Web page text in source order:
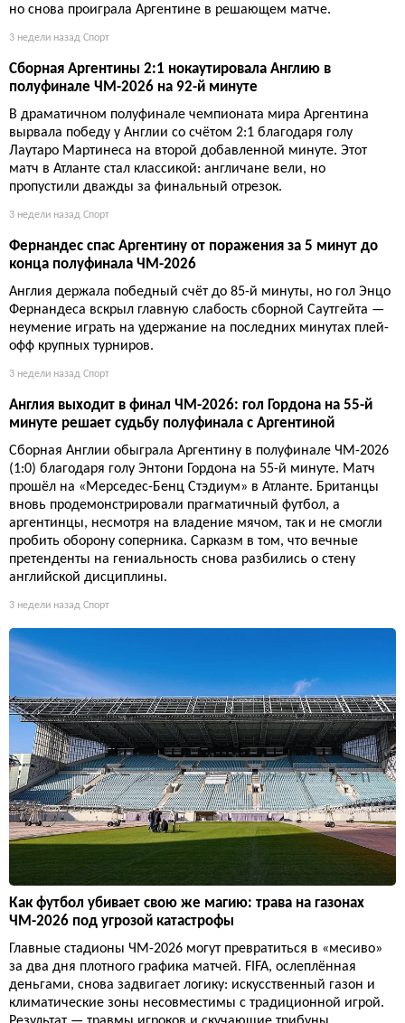
но снова проиграла Аргентине в решающем матче.
3 недели назад Спорт
Сборная Аргентины 2:1 нокаутировала Англию в
полуфинале ЧМ-2026 на 92-й минуте
В драматичном полуфинале чемпионата мира Аргентина
вырвала победу у Англии со счётом 2:1 благодаря голу
Лаутаро Мартинеса на второй добавленной минуте. Этот
матч в Атланте стал классикой: англичане вели, но
пропустили дважды за финальный отрезок.
3 недели назад Спорт
Фернандес спас Аргентину от поражения за 5 минут до
конца полуфинала ЧМ-2026
Англия держала победный счёт до 85-й минуты, но гол Энцо
Фернандеса вскрыл главную слабость сборной Саутгейта —
неумение играть на удержание на последних минутах плей-
офф крупных турниров.
3 недели назад Спорт
Англия выходит в финал ЧМ-2026: гол Гордона на 55-й
минуте решает судьбу полуфинала с Аргентиной
Сборная Англии обыграла Аргентину в полуфинале ЧМ-2026
(1:0) благодаря голу Энтони Гордона на 55-й минуте. Матч
прошёл на «Мерседес-Бенц Стэдиум» в Атланте. Британцы
вновь продемонстрировали прагматичный футбол, а
аргентинцы, несмотря на владение мячом, так и не смогли
пробить оборону соперника. Сарказм в том, что вечные
претенденты на гениальность снова разбились о стену
английской дисциплины.
3 недели назад Спорт
Как футбол убивает свою же магию: трава на газонах
ЧМ-2026 под угрозой катастрофы
Главные стадионы ЧМ-2026 могут превратиться в «месиво»
за два дня плотного графика матчей. FIFA, ослеплённая
деньгами, снова задвигает логику: искусственный газон и
климатические зоны несовместимы с традиционной игрой.